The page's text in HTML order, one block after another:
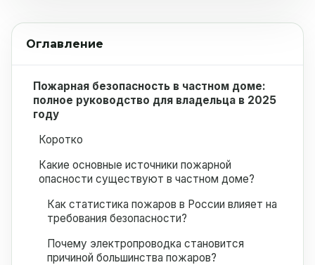
Оглавление
Пожарная безопасность в частном доме:
полное руководство для владельца в 2025
году
Коротко
Какие основные источники пожарной
опасности существуют в частном доме?
Как статистика пожаров в России влияет на
требования безопасности?
Почему электропроводка становится
причиной большинства пожаров?